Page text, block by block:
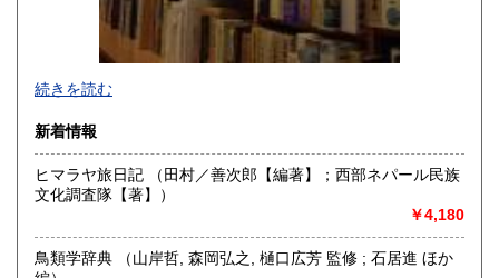
古書の買取は、出張費無料の愛書館中川書房にお任せ下さ
買取経験豊富な４代目店主がお伺いし、古典籍,全集,歴史書等
の専門書から一般書まで丁寧に査定買取致します。
続きを読む
新着情報
ヒマラヤ旅日記 （田村／善次郎【編著】；西部ネパール民族
文化調査隊【著】）
￥4,180
鳥類学辞典 （山岸哲, 森岡弘之, 樋口広芳 監修 ; 石居進 ほか